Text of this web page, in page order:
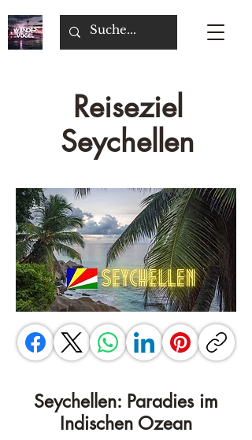
Reiseziel
Seychellen
Seychellen: Paradies im
Indischen Ozean